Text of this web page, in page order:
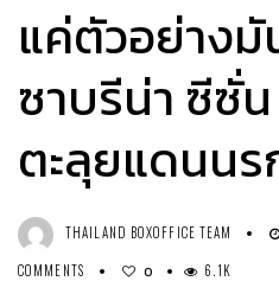
แค่ตัวอย่างมั
ซาบรีน่า ซีซั่
ตะลุยแดนน
THAILAND BOXOFFICE TEAM
COMMENTS
0 6.1K